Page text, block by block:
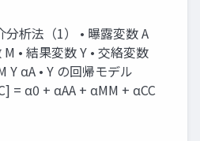
分析法（1） • 曝露変数 A
M • 結果変数 Y • 交絡変数
Y αA • Y の回帰モデル
= α0 + αAA + αMM + αCC